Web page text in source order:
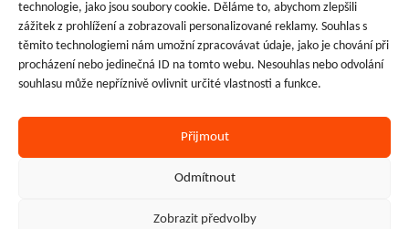
technologie, jako jsou soubory cookie. Děláme to, abychom zlepšili
zážitek z prohlížení a zobrazovali personalizované reklamy. Souhlas s
těmito technologiemi nám umožní zpracovávat údaje, jako je chování při
procházení nebo jedinečná ID na tomto webu. Nesouhlas nebo odvolání
souhlasu může nepříznivě ovlivnit určité vlastnosti a funkce.
Přijmout
Odmítnout
Zobrazit předvolby
Sledujte nás na:
Facebook
Instagram
LinkedIn
2024–2026 © Sprinx Systems, a.s.